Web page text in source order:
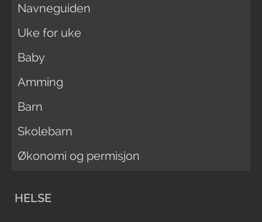
Navneguiden
Uke for uke
Baby
Amming
Barn
Skolebarn
Økonomi og permisjon
HELSE